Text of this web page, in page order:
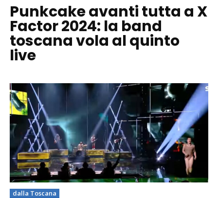
Punkcake avanti tutta a X
Factor 2024: la band
toscana vola al quinto
live
dalla Toscana